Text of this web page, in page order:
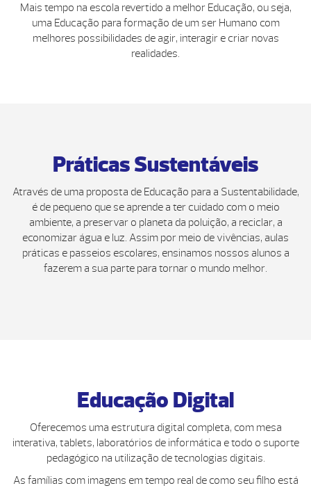
Mais tempo na escola revertido a melhor Educação, ou seja,
uma Educação para formação de um ser Humano com
melhores possibilidades de agir, interagir e criar novas
realidades.
Práticas Sustentáveis
Através de uma proposta de Educação para a Sustentabilidade,
é de pequeno que se aprende a ter cuidado com o meio
ambiente, a preservar o planeta da poluição, a reciclar, a
economizar água e luz. Assim por meio de vivências, aulas
práticas e passeios escolares, ensinamos nossos alunos a
fazerem a sua parte para tornar o mundo melhor.
Educação Digital
Oferecemos uma estrutura digital completa, com mesa
interativa, tablets, laboratórios de informática e todo o suporte
pedagógico na utilização de tecnologias digitais.
As famílias com imagens em tempo real de como seu filho está